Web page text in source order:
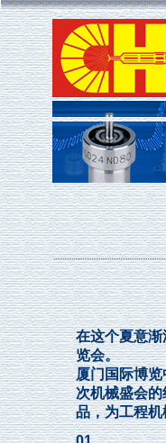
在这个夏意
览会。
厦门国际博
次机械盛会
品，为工程